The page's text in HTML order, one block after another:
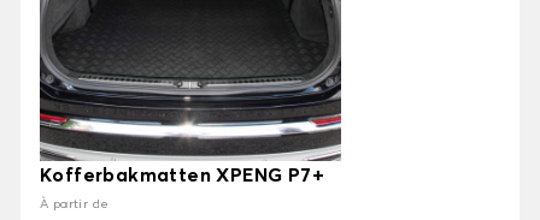
Kofferbakmatten XPENG P7+
À partir de